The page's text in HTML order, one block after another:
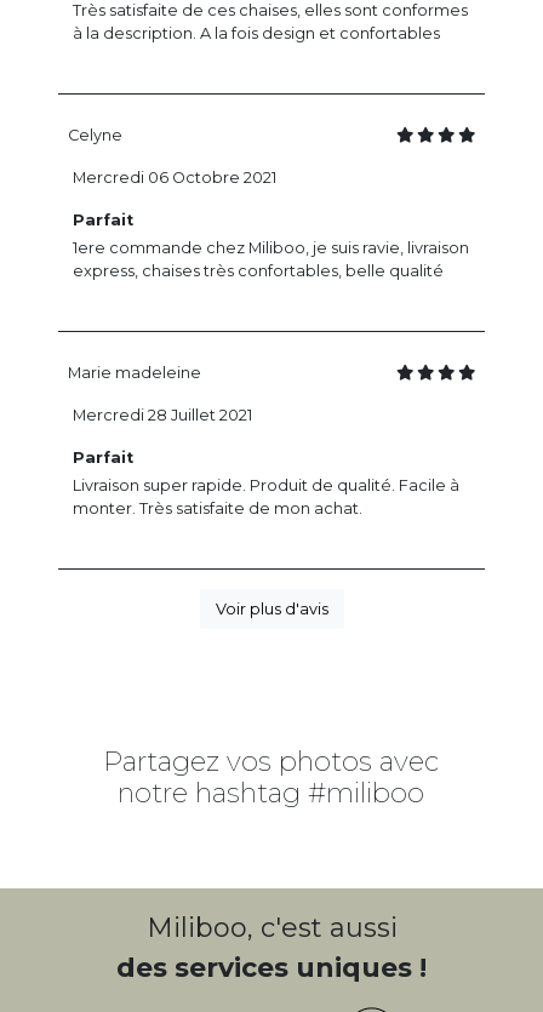
Très satisfaite de ces chaises, elles sont conformes
à la description. A la fois design et confortables
Celyne
Parfait
1ere commande chez Miliboo, je suis ravie, livraison
express, chaises très confortables, belle qualité
Mercredi 06 Octobre 2021
Marie madeleine
Parfait
Livraison super rapide. Produit de qualité. Facile à
monter. Très satisfaite de mon achat.
Mercredi 28 Juillet 2021
Voir plus d'avis
Partagez vos photos avec
notre hashtag #miliboo
Miliboo, c'est aussi
des services uniques !